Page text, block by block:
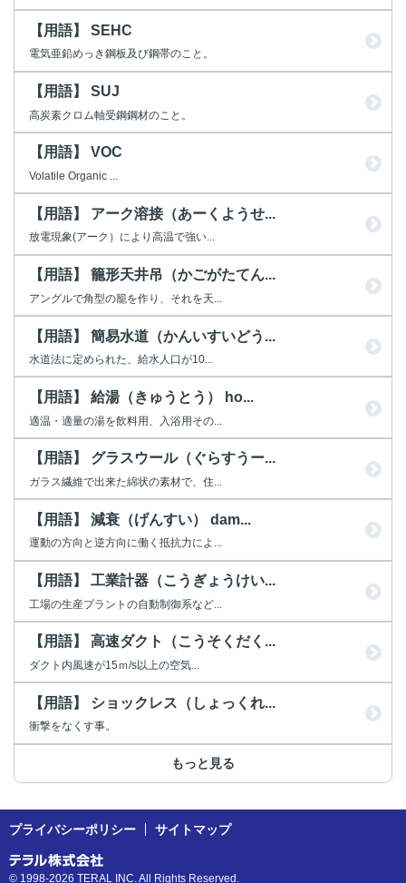
【用語】 SEHC
電気亜鉛めっき鋼板及び鋼帯のこと。
【用語】 SUJ
高炭素クロム軸受鋼鋼材のこと。
【用語】 VOC
Volatile Organic ...
【用語】 アーク溶接（あーくようせ...
放電現象(アーク）により高温で強い...
【用語】 籠形天井吊（かごがたてん...
アングルで角型の籠を作り、それを天...
【用語】 簡易水道（かんいすいどう...
水道法に定められた、給水人口が10...
【用語】 給湯（きゅうとう） ho...
適温・適量の湯を飲料用、入浴用その...
【用語】 グラスウール（ぐらすうー...
ガラス繊維で出来た綿状の素材で、住...
【用語】 減衰（げんすい） dam...
運動の方向と逆方向に働く抵抗力によ...
【用語】 工業計器（こうぎょうけい...
工場の生産プラントの自動制御系など...
【用語】 高速ダクト（こうそくだく...
ダクト内風速が15ｍ/s以上の空気...
【用語】 ショックレス（しょっくれ...
衝撃をなくす事。
もっと見る
プライバシーポリシー サイトマップ
© 1998-2026 TERAL INC. All Rights Reserved.